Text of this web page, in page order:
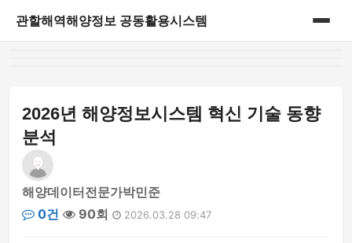
관할해역해양정보 공동활용시스템
2026년 해양정보시스템 혁신 기술 동향
분석
해양데이터전문가박민준
0건
90회 2026.03.28 09:47